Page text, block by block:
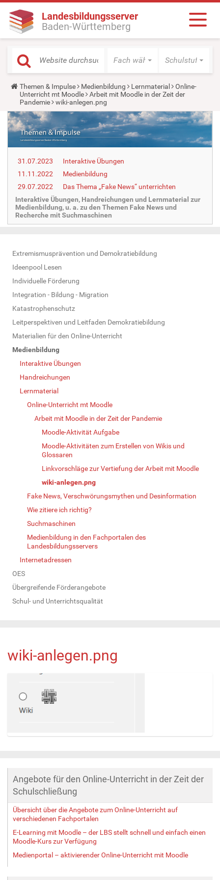
Landesbildungsserver
Baden-Württemberg
Fach wählen Schulstufe
Y
o
u
a
r
e
h
e
r
:
Themen & Impulse Medienbildung Lernmaterial
Online-
Unterricht mt Moodle
Arbeit mit Moodle in der Zeit der
Pandemie
wiki-anlegen.png
31.07.2023
Interaktive Übungen
11.11.2022
Medienbildung
29.07.2022
Das Thema „Fake News“ unterrichten
Interaktive Übungen, Handreichungen und Lernmaterial zur
Medienbildung, u. a. zu den Themen Fake News und
Recherche mit Suchmaschinen
N
a
v
i
g
i
o
Extremismusprävention und Demokratiebildung
Ideenpool Lesen
Individuelle Förderung
Integration - Bildung - Migration
Katastrophenschutz
Leitperspektiven und Leitfaden Demokratiebildung
Materialien für den Online-Unterricht
Medienbildung
Interaktive Übungen
Handreichungen
Lernmaterial
Online-Unterricht mt Moodle
Arbeit mit Moodle in der Zeit der Pandemie
Moodle-Aktivität Aufgabe
Moodle-Aktivitäten zum Erstellen von Wikis und
Glossaren
Linkvorschläge zur Vertiefung der Arbeit mit Moodle
wiki-anlegen.png
Fake News, Verschwörungsmythen und Desinformation
Wie zitiere ich richtig?
Suchmaschinen
Medienbildung in den Fachportalen des
Landesbildungsservers
Internetadressen
OES
Übergreifende Förderangebote
Schul- und Unterrichtsqualität
wiki-anlegen.png
e
B
l
d
i
n
o
Angebote für den Online-Unterricht in der Zeit der
Schulschließung
Übersicht über die Angebote zum Online-Unterricht auf
verschiedenen Fachportalen
E-Learning mit Moodle – der LBS stellt schnell und einfach einen
Moodle-Kurs zur Verfügung
Medienportal – aktivierender Online-Unterricht mit Moodle